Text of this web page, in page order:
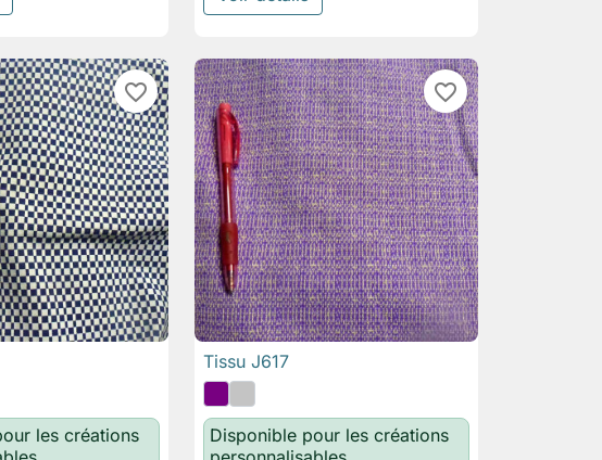
favorite_border
les créations
favorite_border

Tissu J617
Disponible pour les créations